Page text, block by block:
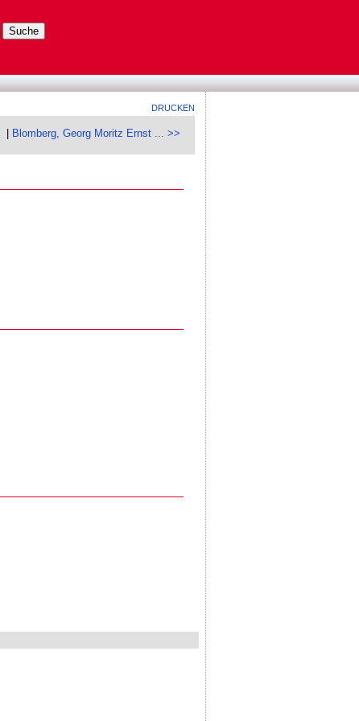
DRUCKEN
Blomberg, Georg Moritz Ernst ... >>